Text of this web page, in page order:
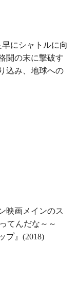
にシャトルに向
闘の末に撃破す
込み、地球への
映画メインのス
てんだな～～
プ』(2018)